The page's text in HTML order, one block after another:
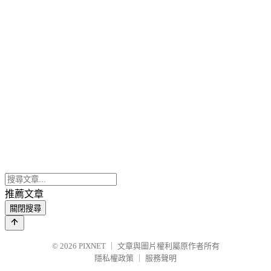
推薦文章
關閉搜尋
© 2026 PIXNET
文章與圖片權利屬原作者所有
隱私權政策
服務聲明